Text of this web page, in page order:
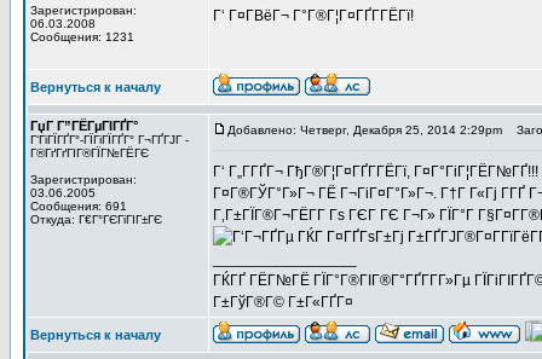
Зарегистрирован:
06.03.2008
Сообщения: 1231
Г‘ Г¤Г­ВёГ¬ Г°Г®Г¦Г¤ГҐГ­ГЁГї!
Вернуться к началу
ГџГ­ Г”ГЁГµГІГҐГ°
Г‘ГіГЇГҐГ°-ГЇГіГЇГҐГ° Г¬ГҐГЈГ -
Г®ГґГґГІГ®ГЇГ№ГЁГЄ
Зарегистрирован:
03.06.2005
Сообщения: 691
Откуда: Г€Г°ГЄГіГІГ±ГЄ
Добавлено: Четверг, Декабря 25, 2014 2:29pm
Г‘ Г„Г­ГҐГ¬ ГђГ®Г¦Г¤ГҐГ­ГЁГї,
Г¤Г®ГЎГ°Г»Г¬ ГЁ Г¬ГіГ¤Г°Г»Г¬. Г†Г Г«Гј Г­ГҐ
Г‚Г±ГЇГ®Г¬ГЁГ­Г Гѕ ГЄГ ГЄ Г¬Г» ГЇГ°Г
ГЌГ Г¤ГҐГѕГ±Гј
ГЌГҐ ГЁГ№ГЁ ГЇГ°Г®ГІГ®Г°ГҐГ­Г­Г»Гµ
Г±ГўГ®Г© Г±Г«ГҐГ¤
Вернуться к началу